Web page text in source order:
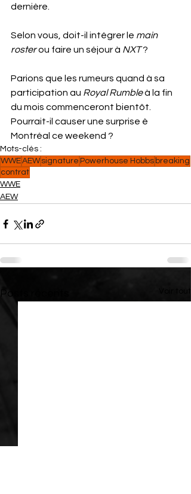
dernière.
Selon vous, doit-il intégrer le main
roster ou faire un séjour à NXT ?
Parions que les rumeurs quand à sa
participation au Royal Rumble à la fin
du mois commenceront bientôt.
Pourrait-il causer une surprise è
Montréal ce weekend ?
Mots-clés :
WWEAEW signature Powerhouse Hobbs breaking
contrat
WWE
AEW
Posts récents